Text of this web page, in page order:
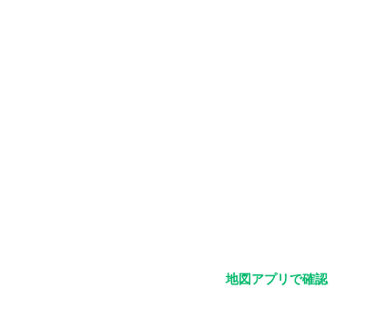
地図アプリで確認